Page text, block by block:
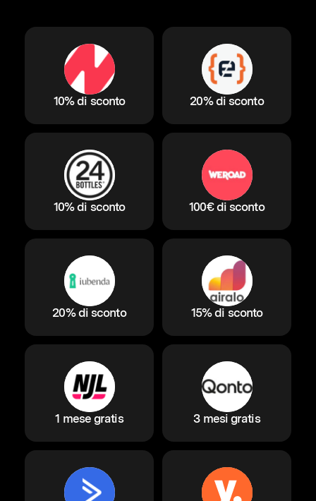
10% di sconto 20% di sconto
10% di sconto 100€ di sconto
20% di sconto 15% di sconto
1 mese gratis 3 mesi gratis